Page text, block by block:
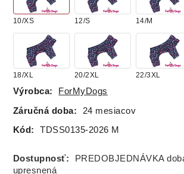
10/XS 12/S 14/M
18/XL 20/2XL 22/3XL
Výrobca: ForMyDogs
Záručná doba: 24 mesiacov
Kód: TDSS0135-2026 M
Dostupnosť:
PREDOBJEDNÁVKA
upresnená